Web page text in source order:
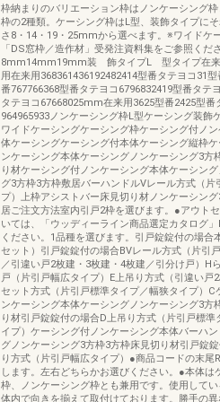
枠納まりのバリエーション枠はノンケーシング
枠の2種類。ケーシング枠はL型、装飾タイプに
さ8・14・19・25mmから選べます。※ワイドケ
「DS窓枠／造作材」受発注資料集をご参照くだ
8mm14mm19mm装 飾タイプL 型タイプ在来
用在来用368361436192482414型番タテヨコ31
番767766368型番タテヨコ6796832419型番タテ
タテヨコ67668025mm在来用3625型番2425型番
964965933ノンケーシング枠L型ケーシング装飾
ワイドケーシングケーシング枠ケーシング付ノ
体ケーシングケーシング付本体ケーシング縦枠
ンケーシング本体ケーシングノンケーシング3方
り材ケーシング付ノンケーシング本体ケーシン
グ3方枠3方枠敷居バーハンドルVレール方式（片
プ）上枠アシストバー床見切り材ノンケーシン
居ご注文方法室内引戸2枠を選びます。●アウト
いては、「ウッディーライン商品選定カタログ
ください。1品種を選びます。引戸錠錠付の場合
セット）引戸錠錠付の場合BVレール方式（片引
／引違い戸2枚建・3枚建・4枚建／引分け戸）H
戸（片引戸幅広タイプ）E上吊り方式（引違い戸
セット方式（片引戸標準タイプ／幅狭タイプ）C
ンケーシング本体ケーシングノンケーシング3方
り材引戸錠錠付の場合D上吊り方式（片引戸標準
イプ）ケーシング付ノンケーシング本体バーハ
グノンケーシング3方枠3方枠床見切り材引戸錠
り方式（片引戸幅広タイプ）●商品コードの末尾
します。左右どちらかお選びください。●本体は
枠、ノンケーシング枠とも兼用です。使用して
体内で向きを揃えて取付けております。勝手の